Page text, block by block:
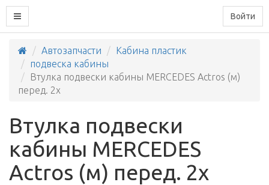
Войти
Автозапчасти
Кабина пластик
подвеска кабины
Втулка подвески кабины MERCEDES Actros (м)
перед. 2x
Втулка подвески
кабины MERCEDES
Actros (м) перед. 2x